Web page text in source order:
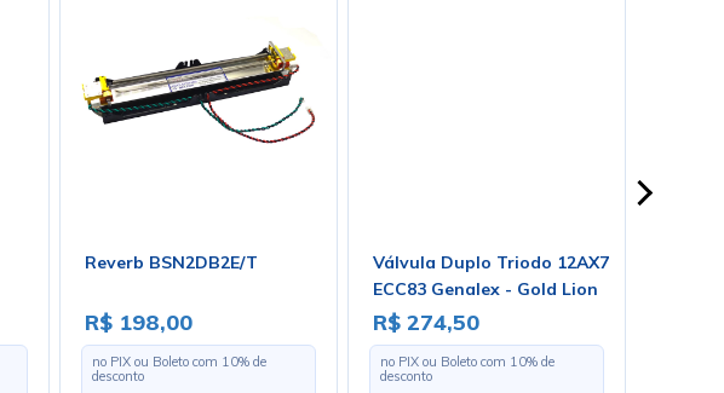
Reverb BSN2DB2E/T
R$ 198,00
no PIX ou Boleto com 10% de
desconto
Válvula Duplo Triodo 12AX7
ECC83 Genalex - Gold Lion
R$ 274,50
no PIX ou Boleto com 10% de
desconto